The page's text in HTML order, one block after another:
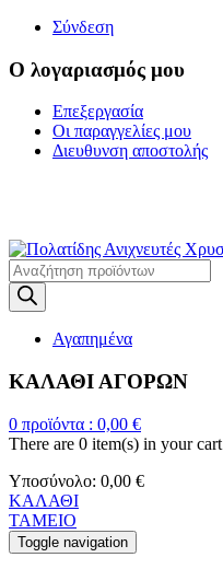
Σύνδεση
Ο λογαριασμός μου
Επεξεργασία
Οι παραγγελίες μου
Διευθυνση αποστολής
Products
search
Αγαπημένα
ΚΑΛΑΘΙ ΑΓΟΡΩΝ
0 προϊόντα : 0,00 €
There are 0 item(s) in your cart
Υποσύνολο: 0,00 €
ΚΑΛΑΘΙ
ΤΑΜΕΙΟ
Toggle navigation